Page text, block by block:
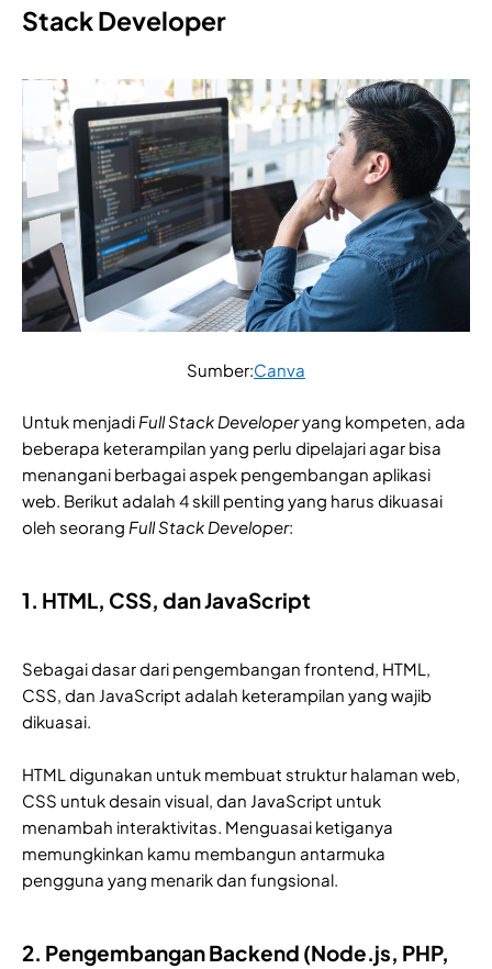
Stack Developer
Sumber:Canva
Untuk menjadi Full Stack Developeryang kompeten, ada
beberapa keterampilan yang perlu dipelajari agar bisa
menangani berbagai aspek pengembangan aplikasi
web. Berikut adalah 4 skill penting yang harus dikuasai
oleh seorang Full Stack Developer:
1. HTML, CSS, dan JavaScript
Sebagai dasar dari pengembangan frontend, HTML,
CSS, dan JavaScript adalah keterampilan yang wajib
dikuasai.
HTML digunakan untuk membuat struktur halaman web,
CSS untuk desain visual, dan JavaScript untuk
menambah interaktivitas. Menguasai ketiganya
memungkinkan kamu membangun antarmuka
pengguna yang menarik dan fungsional.
2. Pengembangan Backend (Node.js, PHP,